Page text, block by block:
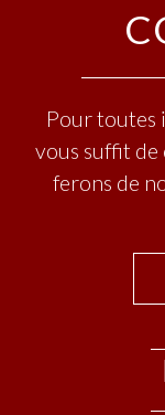
Pour toutes
vous suffit
ferons de